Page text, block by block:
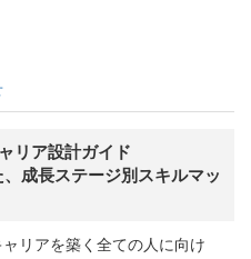
リア設計ガイド
成長ステージ別スキルマッ
リアを築く全ての人に向け